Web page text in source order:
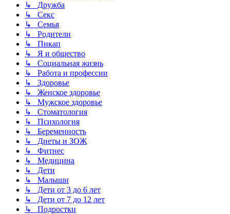
↳ Дружба
↳ Секс
↳ Семья
↳ Родители
↳ Пикап
↳ Я и общество
↳ Социальная жизнь
↳ Работа и профессии
↳ Здоровье
↳ Женское здоровье
↳ Мужское здоровье
↳ Стоматология
↳ Психология
↳ Беременность
↳ Диеты и ЗОЖ
↳ Фитнес
↳ Медицина
↳ Дети
↳ Малыши
↳ Дети от 3 до 6 лет
↳ Дети от 7 до 12 лет
↳ Подростки